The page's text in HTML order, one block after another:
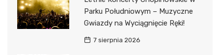
Parku Południowym – Muzyczne
Gwiazdy na Wyciągnięcie Ręki!
7 sierpnia 2026